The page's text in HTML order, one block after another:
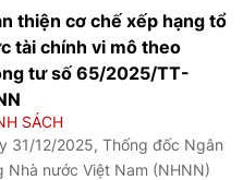
biển xanh, khơi thông dòng
cho các ngành kinh tế biển bền
và hiện thực hóa mục tiêu tăng
xanh quốc gia.
thiện cơ chế xếp hạng tổ
tài chính vi mô theo
tư số 65/2025/TT-
SÁCH
31/12/2025, Thống đốc Ngân
Nhà nước Việt Nam (NHNN)